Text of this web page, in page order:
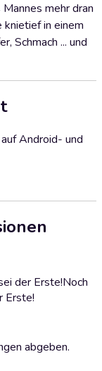
mehr dran
knietief in einem
Schmach ... und
Android- und
der Erste!Noch
Erste!
abgeben.